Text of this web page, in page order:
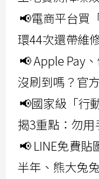
📢電商平台買
環44次還帶維
📢 Apple Pay
沒刷到嗎？官
📢國家級「行
揭3重點：勿
📢 LINE免費
半年、熊大兔